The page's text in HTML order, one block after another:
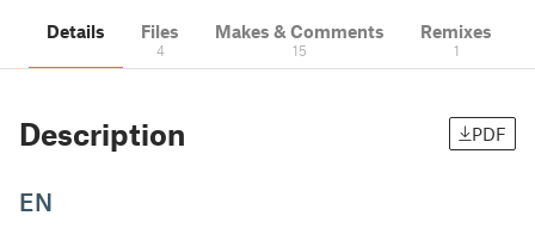
Details Files
4
Makes & Comments
15
Remixes
1
Description PDF
EN